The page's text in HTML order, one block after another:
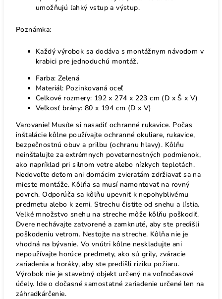
umožňujú ľahký vstup a výstup.
Poznámka:
Každý výrobok sa dodáva s montážnym návodom v
krabici pre jednoduchú montáž.
Farba: Zelená
Materiál: Pozinkovaná oceľ
Celkové rozmery: 192 x 274 x 223 cm (D x Š x V)
Veľkosť brány: 80 x 194 cm (D x V)
Varovanie! Musíte si nasadiť ochranné rukavice. Počas
inštalácie kôlne používajte ochranné okuliare, rukavice,
bezpečnostnú obuv a prilbu (ochranu hlavy). Kôlňu
neinštalujte za extrémnych poveternostných podmienok,
ako napríklad pri silnom vetre alebo nízkych teplotách.
Nedovoľte deťom ani domácim zvieratám zdržiavať sa na
mieste montáže. Kôlňa sa musí namontovať na rovný
povrch. Odporúča sa kôlňu upevniť k nepohyblivému
predmetu alebo k zemi. Strechu čistite od snehu a lístia.
Veľké množstvo snehu na streche môže kôlňu poškodiť.
Dvere nechávajte zatvorené a zamknuté, aby ste predišli
poškodeniu vetrom. Nestojte na streche. Kôlňa nie je
vhodná na bývanie. Vo vnútri kôlne neskladujte ani
nepoužívajte horúce predmety, ako sú grily, zváracie
zariadenia a horáky, aby ste predišli riziku požiaru.
Výrobok nie je stavebný objekt určený na voľnočasové
účely. Ide o dočasné samostatné zariadenie určené len na
záhradkárčenie.